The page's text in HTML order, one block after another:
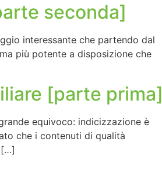
seconda]
interessante che partendo dal
più potente a disposizione che
[parte prima]
equivoco: indicizzazione è
che i contenuti di qualità
[…]